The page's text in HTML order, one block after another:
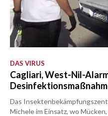
DAS VIRUS
Cagliari, West-Nil-
Das
Michele im Einsatz, wo